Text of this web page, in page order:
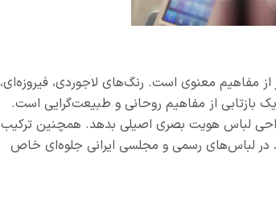
از مفاهیم معنوی است. رنگ‌های لاجوردی، فیروزه‌ای،
بازتابی از مفاهیم روحانی و طبیعت‌گرایی است.
لباس هویت بصری اصیلی بدهد. همچنین ترکیب
در لباس‌های رسمی و مجلسی ایرانی جلوه‌ای خاص